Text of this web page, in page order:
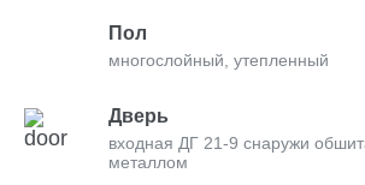
Пол
многослойный, утепленный
Дверь
входная ДГ 21-9 снаружи
металлом